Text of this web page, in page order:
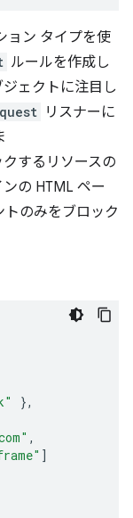
ョン タイプを使
ルールを作成し
ジェクトに注目し
リスナーに
するリソースの
の HTML ペー
のみをブロック
},
,
]